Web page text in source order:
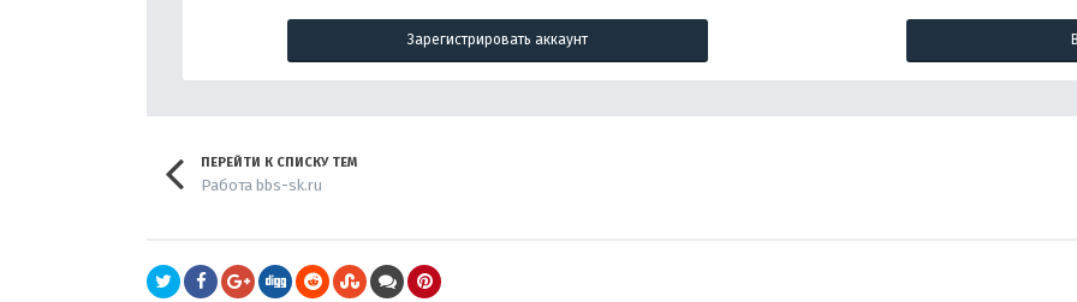
Зарегистрировать аккаунт
ПЕРЕЙТИ К СПИСКУ ТЕМ
Работа bbs-sk.ru